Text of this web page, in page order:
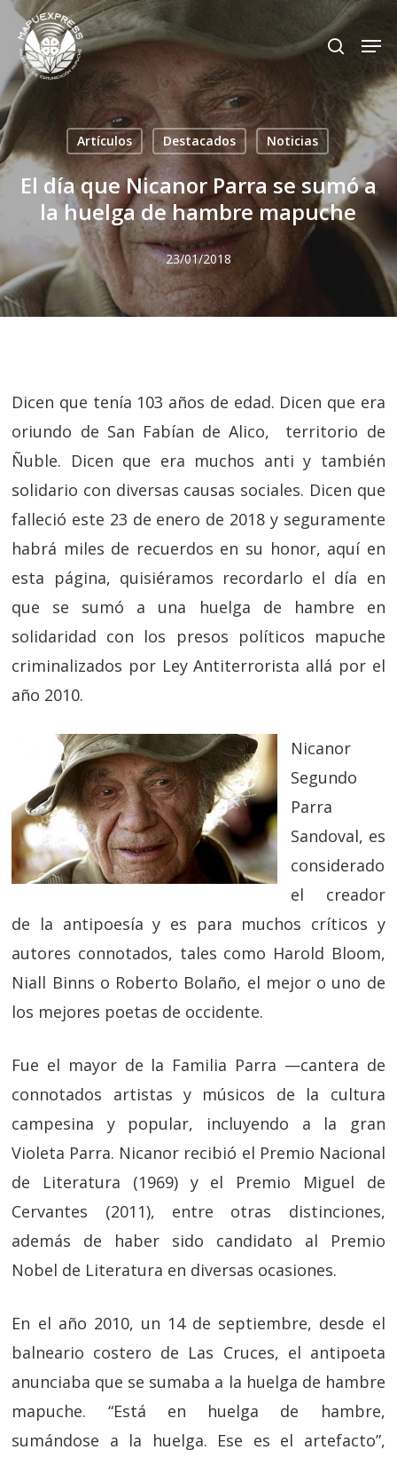
Skip
main
content
search
Artículos Destacados Noticias
El día que Nicanor Parra se sumó a
la huelga de hambre mapuche
23/01/2018
Dicen que tenía 103 años de edad. Dicen que era
oriundo de San Fabían de Alico, territorio de
Ñuble. Dicen que era muchos anti y también
solidario con diversas causas sociales. Dicen que
falleció este 23 de enero de 2018 y seguramente
habrá miles de recuerdos en su honor, aquí en
esta página, quisiéramos recordarlo el día en
que se sumó a una huelga de hambre en
solidaridad con los presos políticos mapuche
criminalizados por Ley Antiterrorista allá por el
año 2010.
Nicanor
Segundo
Parra
Sandoval, es
considerado
el creador
de la antipoesía y es para muchos críticos y
autores connotados, tales como Harold Bloom,
Niall Binns o Roberto Bolaño, el mejor o uno de
los mejores poetas de occidente.
Fue el mayor de la Familia Parra —cantera de
connotados artistas y músicos de la cultura
campesina y popular, incluyendo a la gran
Violeta Parra. Nicanor recibió el Premio Nacional
de Literatura (1969) y el Premio Miguel de
Cervantes (2011), entre otras distinciones,
además de haber sido candidato al Premio
Nobel de Literatura en diversas ocasiones.
En el año 2010, un 14 de septiembre, desde el
balneario costero de Las Cruces, el antipoeta
anunciaba que se sumaba a la huelga de hambre
mapuche. “Está en huelga de hambre,
sumándose a la huelga. Ese es el artefacto”,
Close
Menu